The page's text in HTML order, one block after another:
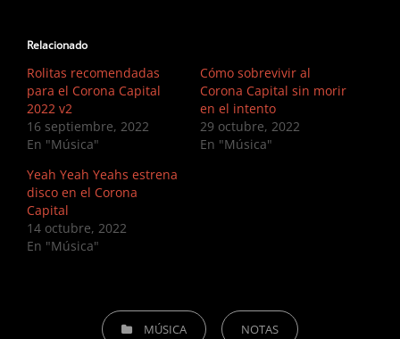
Relacionado
Rolitas recomendadas
para el Corona Capital
2022 v2
16 septiembre, 2022
En "Música"
Cómo sobrevivir al
Corona Capital sin morir
en el intento
29 octubre, 2022
En "Música"
Yeah Yeah Yeahs estrena
disco en el Corona
Capital
14 octubre, 2022
En "Música"
CATEGORIESMÚSICA NOTAS